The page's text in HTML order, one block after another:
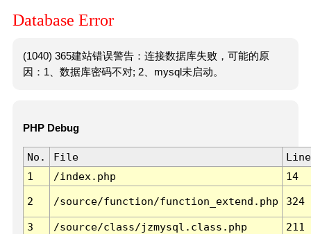
Database Error
(1040) 365建站错误警告：连接数据库失败，可能的原
因：1、数据库密码不对; 2、mysql未启动。
PHP Debug
No. File
Line
1
/index.php 14
2 /source/function/function_extend.php 324
3 /source/class/jzmysql.class.php
211